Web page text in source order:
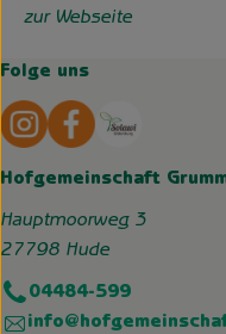
zur Webseite
Folge uns
Externer Link zuExterner
Hofgemeinschaft
Hauptmoorweg 3
27798 Hude
04484-599